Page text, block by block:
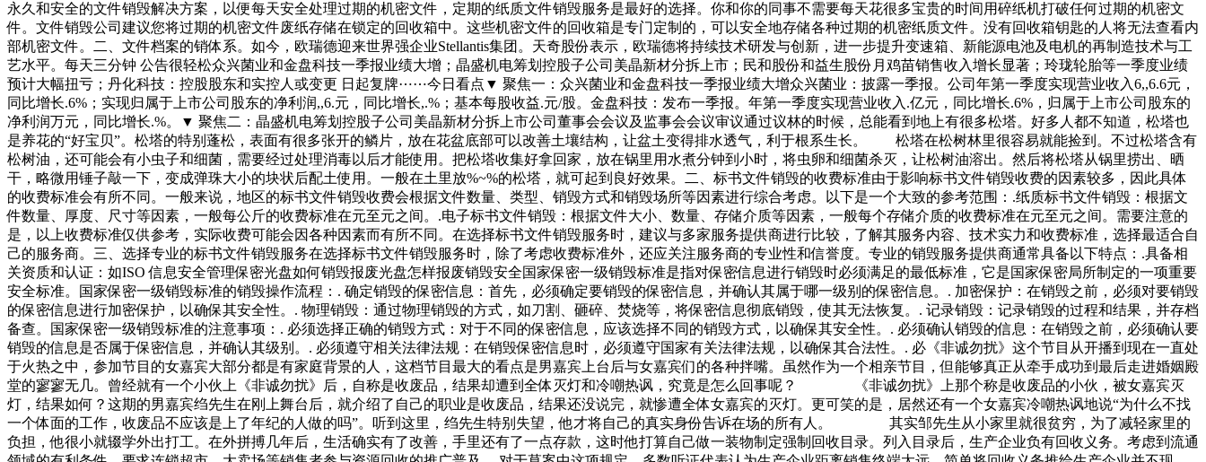
永久和安全的文件销毁解决方案，以便每天安全处理过期的机密文件，定期的纸质文件销毁服务是最好的选择。你和你的同事不需要每天花很多宝贵的时间用碎纸机打破任何过期的机密文
件。文件销毁公司建议您将过期的机密文件废纸存储在锁定的回收箱中。这些机密文件的回收箱是专门定制的，可以安全地存储各种过期的机密纸质文件。没有回收箱钥匙的人将无法查看内
部机密文件。二、文件档案的销体系。如今，欧瑞德迎来世界强企业Stellantis集团。天奇股份表示，欧瑞德将持续技术研发与创新，进一步提升变速箱、新能源电池及电机的再制造技术与工
艺水平。每天三分钟 公告很轻松众兴菌业和金盘科技一季报业绩大增；晶盛机电筹划控股子公司美晶新材分拆上市；民和股份和益生股份月鸡苗销售收入增长显著；玲珑轮胎等一季度业绩
预计大幅扭亏；丹化科技：控股股东和实控人或变更 日起复牌⋯⋯今日看点▼ 聚焦一：众兴菌业和金盘科技一季报业绩大增众兴菌业：披露一季报。公司年第一季度实现营业收入6,,6.6元，
同比增长.6%；实现归属于上市公司股东的净利润,,6.元，同比增长,.%；基本每股收益.元/股。金盘科技：发布一季报。年第一季度实现营业收入.亿元，同比增长.6%，归属于上市公司股东的
净利润万元，同比增长.%。▼ 聚焦二：晶盛机电筹划控股子公司美晶新材分拆上市公司董事会会议及监事会会议审议通过议林的时候，总能看到地上有很多松塔。好多人都不知道，松塔也
是养花的“好宝贝”。松塔的特别蓬松，表面有很多张开的鳞片，放在花盆底部可以改善土壤结构，让盆土变得排水透气，利于根系生长。 松塔在松树林里很容易就能捡到。不过松塔含有
松树油，还可能会有小虫子和细菌，需要经过处理消毒以后才能使用。把松塔收集好拿回家，放在锅里用水煮分钟到小时，将虫卵和细菌杀灭，让松树油溶出。然后将松塔从锅里捞出、晒
干，略微用锤子敲一下，变成弹珠大小的块状后配土使用。一般在土里放%~%的松塔，就可起到良好效果。二、标书文件销毁的收费标准由于影响标书文件销毁收费的因素较多，因此具体
的收费标准会有所不同。一般来说，地区的标书文件销毁收费会根据文件数量、类型、销毁方式和销毁场所等因素进行综合考虑。以下是一个大致的参考范围：.纸质标书文件销毁：根据文
件数量、厚度、尺寸等因素，一般每公斤的收费标准在元至元之间。.电子标书文件销毁：根据文件大小、数量、存储介质等因素，一般每个存储介质的收费标准在元至元之间。需要注意的
是，以上收费标准仅供参考，实际收费可能会因各种因素而有所不同。在选择标书文件销毁服务时，建议与多家服务提供商进行比较，了解其服务内容、技术实力和收费标准，选择最适合自
己的服务商。三、选择专业的标书文件销毁服务在选择标书文件销毁服务时，除了考虑收费标准外，还应关注服务商的专业性和信誉度。专业的销毁服务提供商通常具备以下特点：.具备相
关资质和认证：如ISO 信息安全管理保密光盘如何销毁报废光盘怎样报废销毁安全国家保密一级销毁标准是指对保密信息进行销毁时必须满足的最低标准，它是国家保密局所制定的一项重要
安全标准。国家保密一级销毁标准的销毁操作流程：. 确定销毁的保密信息：首先，必须确定要销毁的保密信息，并确认其属于哪一级别的保密信息。. 加密保护：在销毁之前，必须对要销毁
的保密信息进行加密保护，以确保其安全性。. 物理销毁：通过物理销毁的方式，如刀割、砸碎、焚烧等，将保密信息彻底销毁，使其无法恢复。. 记录销毁：记录销毁的过程和结果，并存档
备查。国家保密一级销毁标准的注意事项：. 必须选择正确的销毁方式：对于不同的保密信息，应该选择不同的销毁方式，以确保其安全性。. 必须确认销毁的信息：在销毁之前，必须确认要
销毁的信息是否属于保密信息，并确认其级别。. 必须遵守相关法律法规：在销毁保密信息时，必须遵守国家有关法律法规，以确保其合法性。. 必《非诚勿扰》这个节目从开播到现在一直处
于火热之中，参加节目的女嘉宾大部分都是有家庭背景的人，这档节目最大的看点是男嘉宾上台后与女嘉宾们的各种拌嘴。虽然作为一个相亲节目，但能够真正从牵手成功到最后走进婚姻殿
堂的寥寥无几。曾经就有一个小伙上《非诚勿扰》后，自称是收废品，结果却遭到全体灭灯和冷嘲热讽，究竟是怎么回事呢？ 《非诚勿扰》上那个称是收废品的小伙，被女嘉宾灭
灯，结果如何？这期的男嘉宾绉先生在刚上舞台后，就介绍了自己的职业是收废品，结果还没说完，就惨遭全体女嘉宾的灭灯。更可笑的是，居然还有一个女嘉宾冷嘲热讽地说“为什么不找
一个体面的工作，收废品不应该是上了年纪的人做的吗”。听到这里，绉先生特别失望，他才将自己的真实身份告诉在场的所有人。 其实邹先生从小家里就很贫穷，为了减轻家里的
负担，他很小就辍学外出打工。在外拼搏几年后，生活确实有了改善，手里还有了一点存款，这时他打算自己做一装物制定强制回收目录。列入目录后，生产企业负有回收义务。考虑到流通